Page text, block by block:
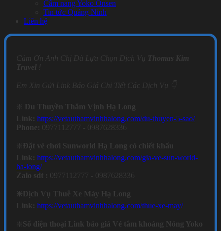
Cẩm nang Yoko Onsen
Tin tức Quảng Ninh
Liên hệ
Cảm Ơn Anh Chị Đã Lựa Chọn Dịch Vụ Thomas Kim
Travel !
Em Xin Gửi Link Báo Giá Chi Tiết Các Dịch Vụ 👇
❇️
Du Thuyền Thăm Vịnh Hạ Long
Link: https://vetauthamvinhhalong.com/du-thuyen-5-sao/
Phone: 0977112777 - 0987628336
❇️ Đặt vé chơi Sunworld Hạ Long có chiết khấu
Link: https://vetauthamvinhhalong.com/gia-ve-sun-world-
ha-long/
Zalo sdt : 0977112777 - 0987628336
❇️Dịch Vụ Thuê Xe Máy Hạ Long
Link: https://vetauthamvinhhalong.com/thue-xe-may/
❇️ Số điện thoại Link báo giá Vé tắm khoáng Nóng Yoko